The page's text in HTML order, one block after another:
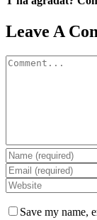
Facebook
X
LinkedIn
WhatsApp
Telegram
Email
Leave A
Comment
Save my name,